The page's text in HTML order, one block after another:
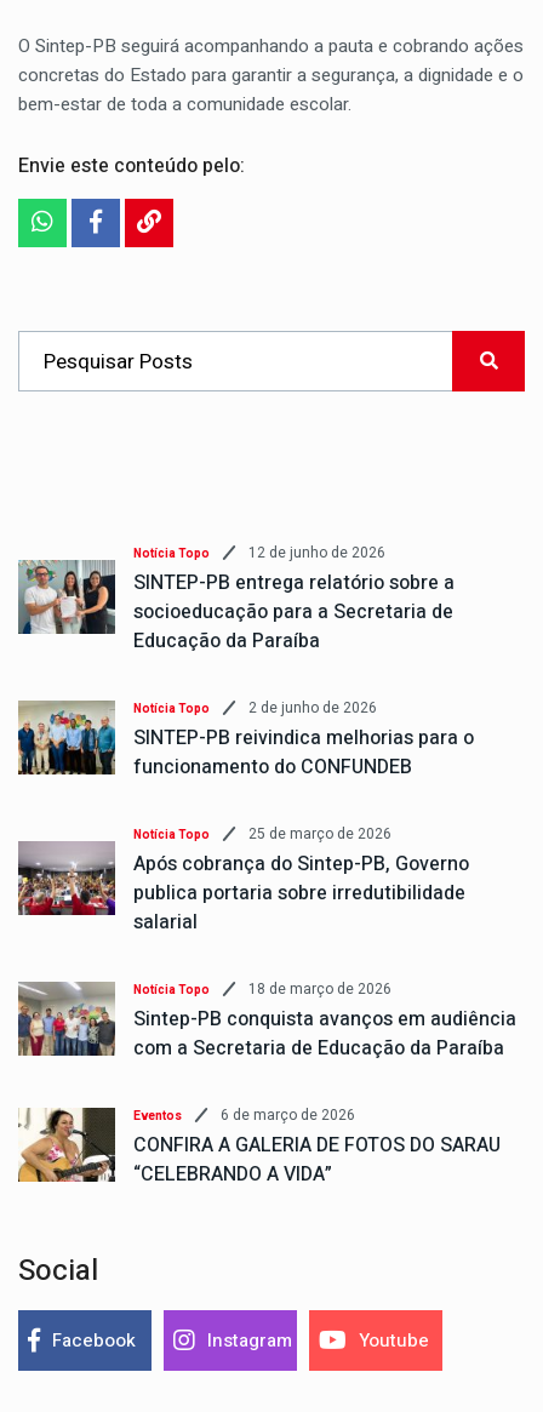
O Sintep-PB seguirá acompanhando a pauta e cobrando ações
concretas do Estado para garantir a segurança, a dignidade e o
bem-estar de toda a comunidade escolar.
Envie este conteúdo pelo:
Notícia Topo 12 de junho de 2026
SINTEP-PB entrega relatório sobre a
socioeducação para a Secretaria de
Educação da Paraíba
Notícia Topo 2 de junho de 2026
SINTEP-PB reivindica melhorias para o
funcionamento do CONFUNDEB
Notícia Topo 25 de março de 2026
Após cobrança do Sintep-PB, Governo
publica portaria sobre irredutibilidade
salarial
Notícia Topo 18 de março de 2026
Sintep-PB conquista avanços em audiência
com a Secretaria de Educação da Paraíba
Eventos 6 de março de 2026
CONFIRA A GALERIA DE FOTOS DO SARAU
“CELEBRANDO A VIDA”
Social
Facebook Instagram Youtube